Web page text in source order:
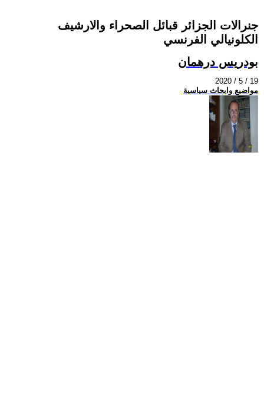
جنرالات الجزائر قبائل الصحراء والارشيف
الكلونيالي الفرنسي
بودريس درهمان
2020 / 5 / 19
مواضيع وابحاث سياسية